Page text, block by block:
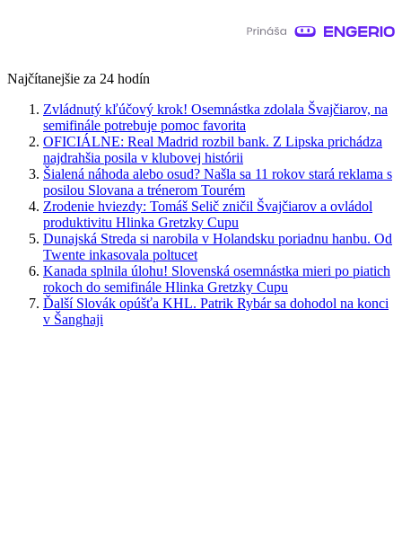
Najčítanejšie za 24 hodín
Zvládnutý kľúčový krok! Osemnástka zdolala Švajčiarov, na
semifinále potrebuje pomoc favorita
OFICIÁLNE: Real Madrid rozbil bank. Z Lipska prichádza
najdrahšia posila v klubovej histórii
Šialená náhoda alebo osud? Našla sa 11 rokov stará reklama s
posilou Slovana a trénerom Tourém
Zrodenie hviezdy: Tomáš Selič zničil Švajčiarov a ovládol
produktivitu Hlinka Gretzky Cupu
Dunajská Streda si narobila v Holandsku poriadnu hanbu. Od
Twente inkasovala poltucet
Kanada splnila úlohu! Slovenská osemnástka mieri po piatich
rokoch do semifinále Hlinka Gretzky Cupu
Ďalší Slovák opúšťa KHL. Patrik Rybár sa dohodol na konci
v Šanghaji